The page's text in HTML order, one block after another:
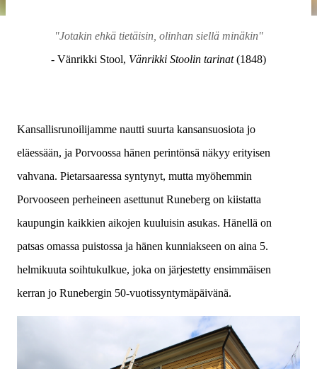
"Jotakin ehkä tietäisin, olinhan siellä minäkin"
- Vänrikki Stool, Vänrikki Stoolin tarinat(1848)
Kansallisrunoilijamme nautti suurta kansansuosiota jo
eläessään, ja Porvoossa hänen perintönsä näkyy erityisen
vahvana. Pietarsaaressa syntynyt, mutta myöhemmin
Porvooseen perheineen asettunut Runeberg on kiistatta
kaupungin kaikkien aikojen kuuluisin asukas. Hänellä on
patsas omassa puistossa ja hänen kunniakseen on aina 5.
helmikuuta soihtukulkue, joka on järjestetty ensimmäisen
kerran jo Runebergin 50-vuotissyntymäpäivänä.